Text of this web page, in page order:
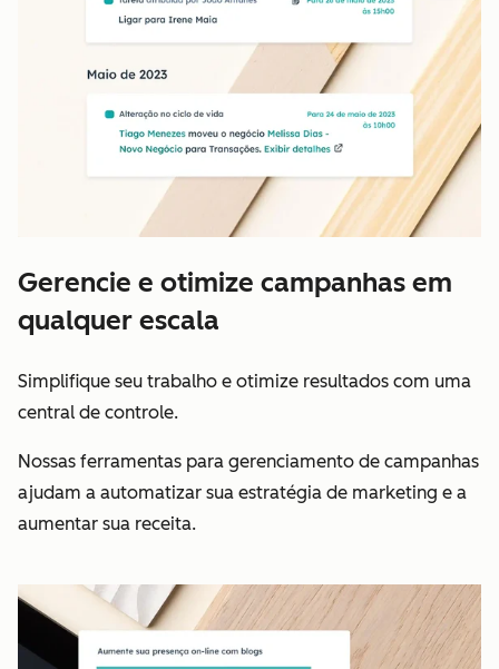
Gerencie e otimize campanhas em
qualquer escala
Simplifique seu trabalho e otimize resultados com uma
central de controle.
Nossas ferramentas para gerenciamento de campanhas
ajudam a automatizar sua estratégia de marketing e a
aumentar sua receita.